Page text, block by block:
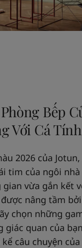
Bếp
Với Cá
2026 của
tim của ngôi
vừa gắn kết
nâng tầm
chọn những
giác quan của
câu chuyện